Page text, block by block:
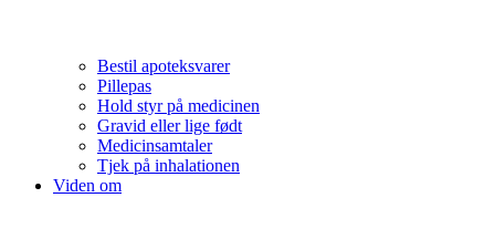
Bestil apoteksvarer
Pillepas
Hold styr på medicinen
Gravid eller lige født
Medicinsamtaler
Tjek på inhalationen
Viden om